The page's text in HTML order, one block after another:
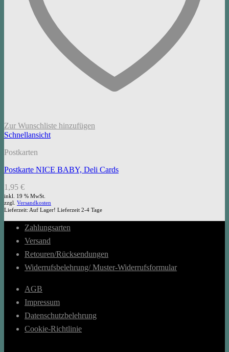
Zur Wunschliste hinzufügen
Schnellansicht
Postkarten
Postkarte NICE BABY, Deli Cards
1,95 €
inkl. 19 % MwSt.
zzgl. Versandkosten
Lieferzeit: Auf Lager! Lieferzeit 2-4 Tage
Zahlungsarten
Versand
Retouren/Rücksendungen
Widerrufsbelehrung/ Muster-Widerrufsformular
AGB
Impressum
Datenschutzbelehrung
Cookie-Richtlinie